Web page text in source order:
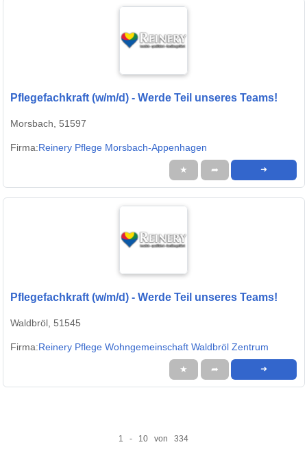
Pflegefachkraft (w/m/d) - Werde Teil unseres Teams!
Morsbach, 51597
Firma:Reinery Pflege Morsbach-Appenhagen
★ ➦ ➜
Pflegefachkraft (w/m/d) - Werde Teil unseres Teams!
Waldbröl, 51545
Firma:Reinery Pflege Wohngemeinschaft Waldbröl Zentrum
★ ➦ ➜
1 - 10 von 334